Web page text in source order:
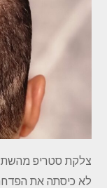
צלקת סטריפ
לא כיסתה את